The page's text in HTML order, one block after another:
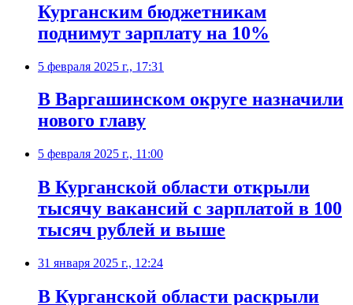
Курганским бюджетникам
поднимут зарплату на 10%
5 февраля 2025 г., 17:31
В Варгашинском округе назначили
нового главу
5 февраля 2025 г., 11:00
В Курганской области открыли
тысячу вакансий с зарплатой в 100
тысяч рублей и выше
31 января 2025 г., 12:24
В Курганской области раскрыли